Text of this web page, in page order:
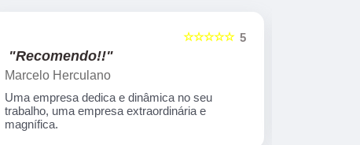
5
☆☆☆☆☆
"Recomendo!!"
Marcelo Herculano
Uma empresa dedica e dinâmica no seu
trabalho, uma empresa extraordinária e
magnífica.